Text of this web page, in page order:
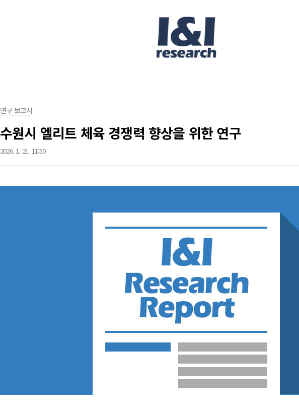
연구 보고서
수원시 엘리트 체육 경쟁력 향상을 위한 연구
2026. 1. 21. 11:50